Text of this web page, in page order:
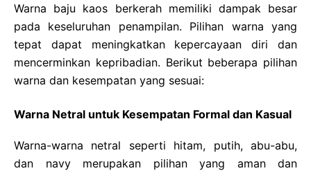
Warna baju kaos berkerah memiliki dampak besar
pada keseluruhan penampilan. Pilihan warna yang
tepat dapat meningkatkan kepercayaan diri dan
mencerminkan kepribadian. Berikut beberapa pilihan
warna dan kesempatan yang sesuai:
Warna Netral untuk Kesempatan Formal dan Kasual
Warna-warna netral seperti hitam, putih, abu-abu,
dan navy merupakan pilihan yang aman dan